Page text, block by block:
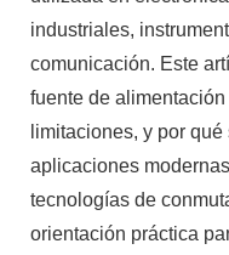
industriales,
comunicación. Este
fuente de
limitaciones, y por
aplicaciones
tecnologías de
orientación práctica